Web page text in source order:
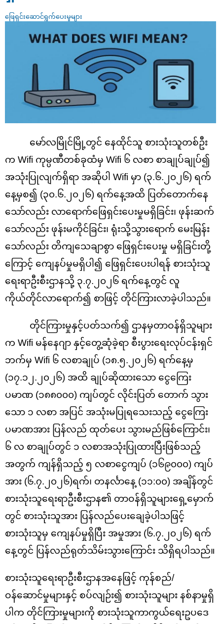
ဖြေရှင်းဆောင်ရွက်ပေးမှုများ
မော်လမြိုင်မြို့တွင် နေထိုင်သူ စားသုံးသူတစ်ဦး
က Wifi ကုမ္ပဏီတစ်ခုထံမှ Wifi ၆ လစာ စာချုပ်ချုပ်၍
အသုံးပြုလျက်ရှိရာ အဆိုပါ Wifi မှာ (၃.၆.၂၀၂၆) ရက်
နေ့မှစ၍ (၃၀.၆.၂၀၂၆) ရက်နေ့အထိ ပြတ်တောက်နေ
သော်လည်း လာရောက်ဖြေရှင်းပေးမှုမရှိခြင်း၊ ဖုန်းဆက်
သော်လည်း ဖုန်းမကိုင်ခြင်း၊ ရုံးသို့သွားရောက် မေးမြန်း
သော်လည်း တိကျသေချာစွာ ဖြေရှင်းပေးမှု မရှိခြင်းတို့
ကြောင့် ကျေနပ်မှုမရှိပါ၍ ဖြေရှင်းပေးပါရန် စားသုံးသူ
ရေးရာဦးစီးဌာနသို့ ၃.၇.၂၀၂၆ ရက်နေ့တွင် လူ
ကိုယ်တိုင်လာရောက်၍ စာဖြင့် တိုင်ကြားလာခဲ့ပါသည်။
တိုင်ကြားမှုနှင့်ပတ်သက်၍ ဌာနမှတာဝန်ရှိသူများ
က Wifi မန်နေဂျာ နှင့်တွေ့ဆုံခဲ့ရာ စီးပွားရေးလုပ်ငန်းရှင်
ဘက်မှ Wifi ၆ လစာချုပ် (၁၈.၅.၂၀၂၆) ရက်နေ့မှ
(၁၇.၁၂.၂၀၂၆) အထိ ချုပ်ဆိုထားသော ငွေကြေး
ပမာဏ (၁၈၈၀၀၀) ကျပ်တွင် လိုင်းပြတ် တောက် သွား
သော ၁ လစာ အပြင် အသုံးမပြုရသေးသည့် ငွေကြေး
ပမာဏအား ပြန်လည် ထုတ်ပေး သွားမည်ဖြစ်ကြောင်း၊
၆ လ စာချုပ်တွင် ၁ လစာအသုံးပြုထားပြီးဖြစ်သည့်
အတွက် ကျန်ရှိသည့် ၅ လစာငွေကျပ် (၁၆၉၀၀၀) ကျပ်
အား (၆.၇.၂၀၂၆)ရက်၊ တနင်္လာနေ့ (၁၁:၀၀) အချိန်တွင်
စားသုံးသူရေးရာဦးစီးဌာန၏ တာဝန်ရှိသူများရှေ့မှောက်
တွင် စားသုံးသူအား ပြန်လည်ပေးချေခဲ့ပါသဖြင့်
စားသုံးသူမှ ကျေနပ်မှုရှိပြီး အမှုအား (၆.၇.၂၀၂၆) ရက်
နေ့တွင် ပြန်လည်ရုတ်သိမ်းသွားကြောင်း သိရှိရပါသည်။
စားသုံးသူရေးရာဦးစီးဌာနအနေဖြင့် ကုန်စည်/
ဝန်ဆောင်မှုများနှင့် စပ်လျဉ်း၍ စားသုံးသူများ နစ်နာမှုရှိ
ပါက တိုင်ကြားမှုများကို စားသုံးသူကာကွယ်ရေးဥပဒေ